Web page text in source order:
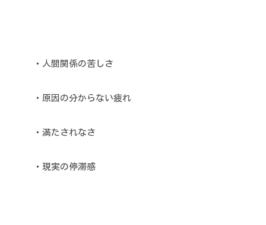
・人間関係の苦しさ
・原因の分からない疲れ
・満たされなさ
・現実の停滞感